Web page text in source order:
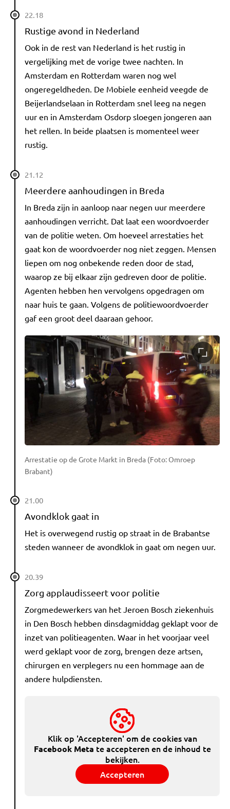
22.18
Rustige avond in Nederland
Ook in de rest van Nederland is het rustig in
vergelijking met de vorige twee nachten. In
Amsterdam en Rotterdam waren nog wel
ongeregeldheden. De Mobiele eenheid veegde de
Beijerlandselaan in Rotterdam snel leeg na negen
uur en in Amsterdam Osdorp sloegen jongeren aan
het rellen. In beide plaatsen is momenteel weer
rustig.
21.12
Meerdere aanhoudingen in Breda
In Breda zijn in aanloop naar negen uur meerdere
aanhoudingen verricht. Dat laat een woordvoerder
van de politie weten. Om hoeveel arrestaties het
gaat kon de woordvoerder nog niet zeggen. Mensen
liepen om nog onbekende reden door de stad,
waarop ze bij elkaar zijn gedreven door de politie.
Agenten hebben hen vervolgens opgedragen om
naar huis te gaan. Volgens de politiewoordvoerder
gaf een groot deel daaraan gehoor.
Arrestatie op de Grote Markt in Breda (Foto: Omroep
Brabant)
21.00
Avondklok gaat in
Het is overwegend rustig op straat in de Brabantse
steden wanneer de avondklok in gaat om negen uur.
20.39
Zorg applaudisseert voor politie
Zorgmedewerkers van het Jeroen Bosch ziekenhuis
in Den Bosch hebben dinsdagmiddag geklapt voor de
inzet van politieagenten. Waar in het voorjaar veel
werd geklapt voor de zorg, brengen deze artsen,
chirurgen en verplegers nu een hommage aan de
andere hulpdiensten.
Klik op 'Accepteren' om de cookies van
Facebook Meta te accepteren en de inhoud te
bekijken.
Accepteren